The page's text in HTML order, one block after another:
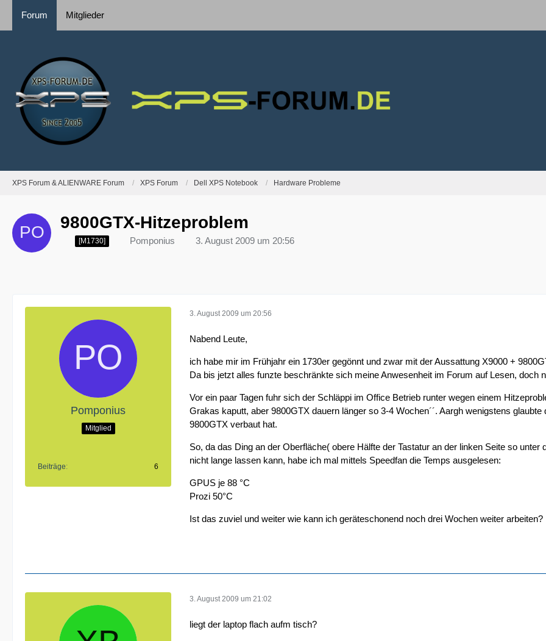
Forum Mitglieder
XPS Forum & ALIENWARE Forum XPS Forum Dell XPS Notebook Hardware Probleme
9800GTX-Hitzeproblem
[M1730] Pomponius 3. August 2009 um 20:56
Pomponius
Mitglied
Beiträge 6
3. August 2009 um 20:56
Nabend Leute,
ich habe mir im Frühjahr ein 1730er gegönnt und zwar mit der Aussattung X9000 +
Da bis jetzt alles funzte beschränkte sich meine Anwesenheit im Forum auf Lesen, doch
Vor ein paar Tagen fuhr sich der Schläppi im Office Betrieb runter wegen einem
Grakas kaputt, aber 9800GTX dauern länger so 3-4 Wochen´´. Aargh wenigstens
9800GTX verbaut hat.
So, da das Ding an der Oberfläche( obere Hälfte der Tastatur an der linken Seite so
nicht lange lassen kann, habe ich mal mittels Speedfan die Temps ausgelesen:
GPUS je 88 °C
Prozi 50°C
Ist das zuviel und weiter wie kann ich geräteschonend noch drei Wochen weiter arbeiten?
3. August 2009 um 21:02
liegt der laptop flach aufm tisch?